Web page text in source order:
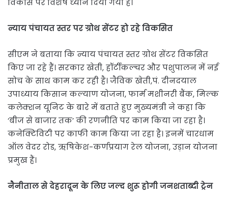
विकास पर विशेष ध्यान दिया गया है।
न्याय पंचायत स्तर पर ग्रोथ सेंटर हो रहे विकसित
सीएम ने बताया कि न्याय पंचायत स्तर ग्रोथ सेंटर विकसित
किए जा रहे हैं। सरकार खेती, हॉर्टीकल्चर और पशुपालन में नई
सोच के साथ काम कर रही है। जैविक खेती,पं. दीनदयाल
उपाध्याय किसान कल्याण योजना, फार्म मशीनरी बैंक, मिल्क
कलेक्शन यूनिट के बारे में बताते हुए मुख्यमंत्री ने कहा कि
‘बीज से बाजार तक’ की रणनीति पर काम किया जा रहा है।
कनेक्टिविटी पर काफी काम किया जा रहा है। इनमें चारधाम
ऑल वेदर रोड, ऋषिकेश-कर्णप्रयाग रेल योजना, उड़ान योजना
प्रमुख हैं।
नैनीताल से देहरादून के लिए जल्द शुरू होगी जनशताब्दी ट्रेन